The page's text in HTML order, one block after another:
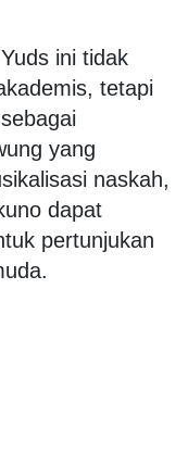
ini tidak
tetapi
yang
naskah,
dapat
pertunjukan